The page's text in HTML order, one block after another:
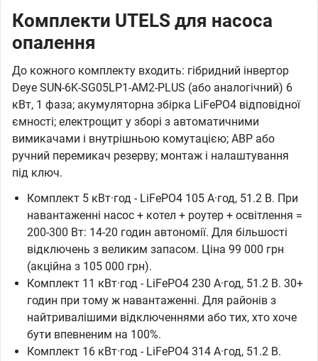
Комплекти UTELS для насоса
опалення
До кожного комплекту входить: гібридний інвертор
Deye SUN-6K-SG05LP1-AM2-PLUS (або аналогічний) 6
кВт, 1 фаза; акумуляторна збірка LiFePO4 відповідної
ємності; електрощит у зборі з автоматичними
вимикачами і внутрішньою комутацією; АВР або
ручний перемикач резерву; монтаж і налаштування
під ключ.
Комплект 5 кВт·год - LiFePO4 105 А·год, 51.2 В. При
навантаженні насос + котел + роутер + освітлення =
200-300 Вт: 14-20 годин автономії. Для більшості
відключень з великим запасом. Ціна 99 000 грн
(акційна з 105 000 грн).
Комплект 11 кВт·год - LiFePO4 230 А·год, 51.2 В. 30+
годин при тому ж навантаженні. Для районів з
найтривалішими відключеннями або тих, хто хоче
бути впевненим на 100%.
Комплект 16 кВт·год - LiFePO4 314 А·год, 51.2 В.